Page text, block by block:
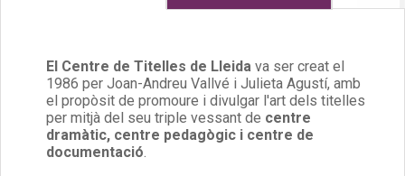
El Centre de Titelles de Lleida va ser creat el
1986 per Joan-Andreu Vallvé i Julieta Agustí, amb
el propòsit de promoure i divulgar l'art dels titelles
per mitjà del seu triple vessant de centre
dramàtic, centre pedagògic i centre de
documentació